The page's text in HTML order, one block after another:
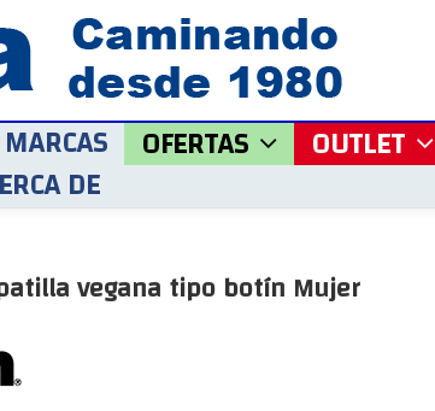
MARCAS OFERTAS OUTLET
DE
vegana tipo botín Mujer